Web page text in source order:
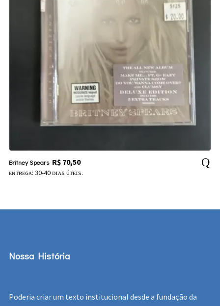
Britney Spears R$70,50
ᴇɴᴛʀᴇɢᴀ: 30-40 ᴅɪᴀs úᴛᴇɪs.
Nossa História
Poderia criar um texto institucional desde a fundação da